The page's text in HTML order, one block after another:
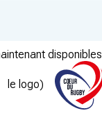
le logo)